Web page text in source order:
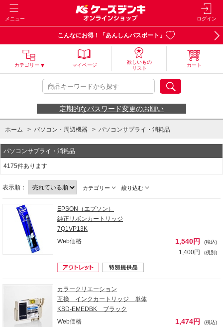
メニュー ログイン
こんなにお得！「あんしんパスポート」
カテゴリー マイページ
欲しいもの
リスト
カート
定期的なパスワード変更のお願い
ホーム > パソコン・周辺機器 > パソコンサプライ・消耗品
パソコンサプライ・消耗品
4175件あります
表示順： カテゴリー 絞り込む
EPSON（エプソン）
純正リボンカートリッジ
7Q1VP13K
Web価格
1,540円 (税込)
1,400円 (税別)
カラークリエーション
互換 インクカートリッジ 単体
KSD-EMEDBK ブラック
Web価格
1,474円 (税込)